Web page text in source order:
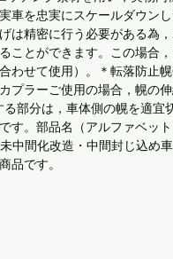
車を忠実にスケールダウン
は精密に行う必要がある為
ことができます。この場合
わせて使用）。＊転落防止
プラーご使用の場合，幌の
部分は，車体側の幌を適宜
。部品名（アルファベッ
間化改造・中間封じ込め
品です。